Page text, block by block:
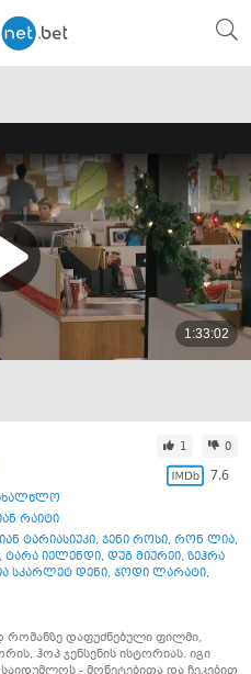
1 0
7.6
რაიტი
ტარიასიუკი, ჯენი როსი, რონ ლია,
, ტარა იელენდი, დუგ მიურეი, ზეჰრა
სკარლეტ დენი, ჯოდი ლარატი,
რომანზე დაფუძნებული ფილმი,
ჰოპ ჯენსენის ისტორიას. იგი